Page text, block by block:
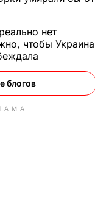
нет
чтобы Украина
блогов